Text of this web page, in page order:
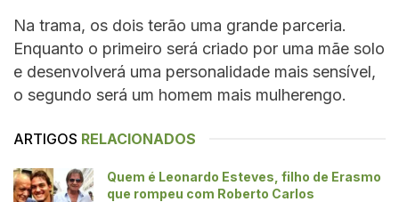
Na trama, os dois terão uma grande parceria.
Enquanto o primeiro será criado por uma mãe solo
e desenvolverá uma personalidade mais sensível,
o segundo será um homem mais mulherengo.
ARTIGOS RELACIONADOS
Quem é Leonardo Esteves, filho de Erasmo
que rompeu com Roberto Carlos